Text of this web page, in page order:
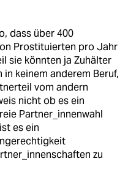
dass über 400
Prostituierten pro Jahr
sie könnten ja Zuhälter
keinem anderem Beruf,
vom andern
nicht ob es ein
Partner_innenwahl
es ein
zu